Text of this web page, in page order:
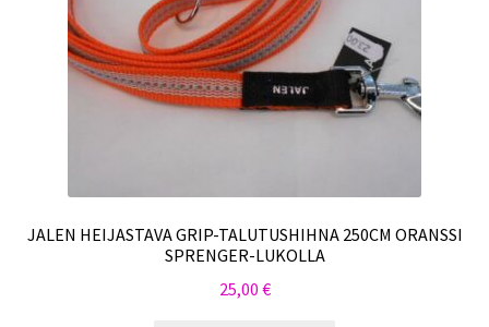
JALEN HEIJASTAVA GRIP-TALUTUSHIHNA 250CM ORANSSI
SPRENGER-LUKOLLA
25,00 €